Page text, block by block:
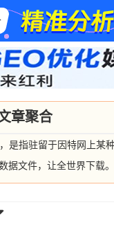
章聚合
是指驻留于因特网上某
据文件，让全世界下载